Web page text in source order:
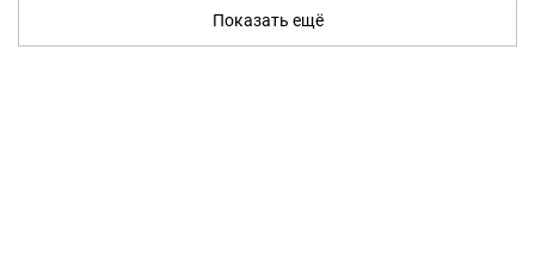
Показать ещё